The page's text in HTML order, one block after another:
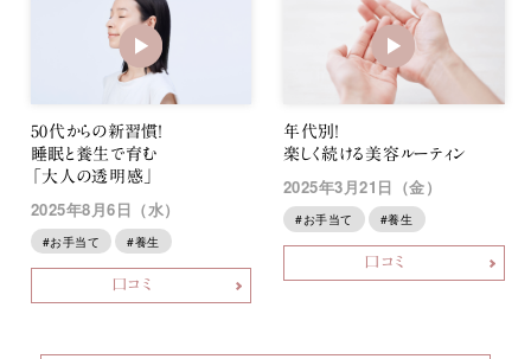
50代からの新習慣！
睡眠と養生で育む
「大人の透明感」
2025年8月6日（水）
#お手当て #養生
口コミ
年代別！
楽しく続ける美容ルーティン
2025年3月21日（金）
#お手当て #養生
口コミ